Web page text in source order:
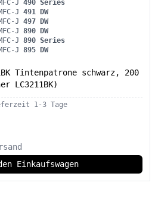
J 490 Series
J 491 DW
J 497 DW
J 890 DW
J 890 Series
J 895 DW
Tintenpatrone schwarz, 200
LC3211BK)
1-3 Tage
Einkaufswagen